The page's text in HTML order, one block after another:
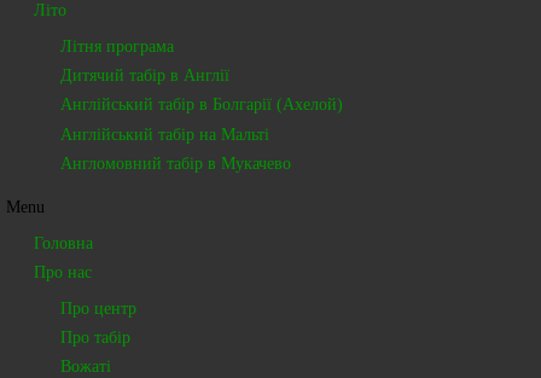
Літо
Літня програма
Дитячий табір в Англії
Англійський табір в Болгарії (Ахелой)
Англійський табір на Мальті
Англомовний табір в Мукачево
Menu
Головна
Про нас
Про центр
Про табір
Вожаті